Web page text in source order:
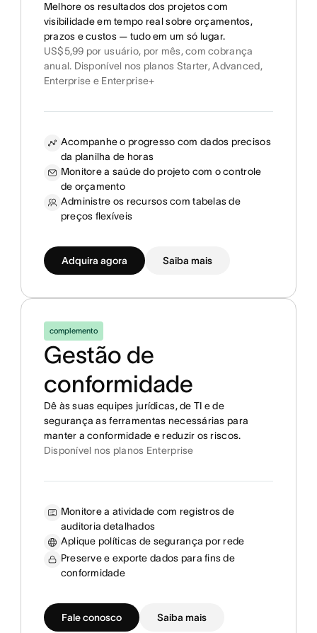
Melhore os resultados dos projetos com
visibilidade em tempo real sobre orçamentos,
prazos e custos — tudo em um só lugar.
US$5,99 por usuário, por mês, com cobrança
anual. Disponível nos planos Starter, Advanced,
Enterprise e Enterprise+
Acompanhe o progresso com dados precisos
da planilha de horas
Monitore a saúde do projeto com o controle
de orçamento
Administre os recursos com tabelas de
preços flexíveis
Adquira agora Saiba mais
complemento
Gestão de
conformidade
Dê às suas equipes jurídicas, de TI e de
segurança as ferramentas necessárias para
manter a conformidade e reduzir os riscos.
Disponível nos planos Enterprise
Monitore a atividade com registros de
auditoria detalhados
Aplique políticas de segurança por rede
Preserve e exporte dados para fins de
conformidade
Fale conosco Saiba mais